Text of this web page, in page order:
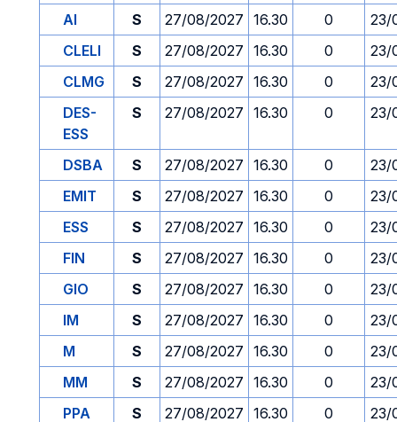
AI S 27/08/2027 16.30 0
23/
CLELI
S 27/08/2027 16.30 0
23/
CLMG
S 27/08/2027 16.30 0
23/
DES-
ESS
S 27/08/2027 16.30 0 23/
DSBA S 27/08/2027 16.30 0
23/
EMIT
S 27/08/2027 16.30 0
23/
ESS
S 27/08/2027 16.30 0
23/
FIN
S 27/08/2027 16.30 0
23/
GIO
S 27/08/2027 16.30 0
23/
IM
S 27/08/2027 16.30 0
23/
M
S 27/08/2027 16.30 0
23/
MM
S 27/08/2027 16.30 0
23/
PPA
S 27/08/2027 16.30 0 23/